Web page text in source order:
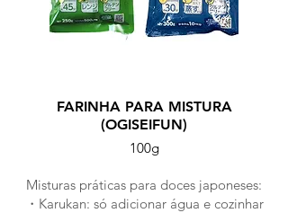
FARINHA PARA MISTURA
(OGISEIFUN)
100g
Misturas práticas para doces japoneses:
・Karukan: só adicionar água e cozinhar